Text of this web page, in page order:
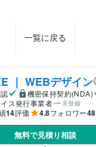
一覧に戻る
｜ WEBデザイン
機密保持契約(NDA)
ス発行事業者
未登録
14評価 4.8フォロワー48
無料で見積り相談